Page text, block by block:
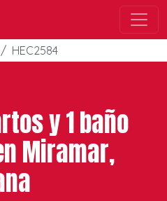
HEC2584
y 1 baño
Miramar,